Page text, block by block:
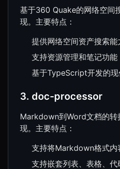
基于360 Quake的网络空间
现。主要特点：
提供网络空间资产搜索能
支持资源管理和笔记功能
基于TypeScript开发的现
3. doc-processor
Markdown到Word文档的转
现。主要特点：
支持将Markdown格式内
支持嵌套列表、表格、